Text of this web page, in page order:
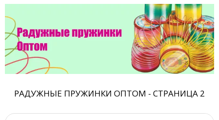
РАДУЖНЫЕ ПРУЖИНКИ ОПТОМ - СТРАНИЦА 2